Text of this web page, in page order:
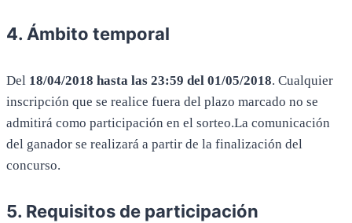
4. Ámbito temporal
Del 18/04/2018 hasta las 23:59 del 01/05/2018. Cualquier
inscripción que se realice fuera del plazo marcado no se
admitirá como participación en el sorteo.La comunicación
del ganador se realizará a partir de la finalización del
concurso.
5. Requisitos de participación